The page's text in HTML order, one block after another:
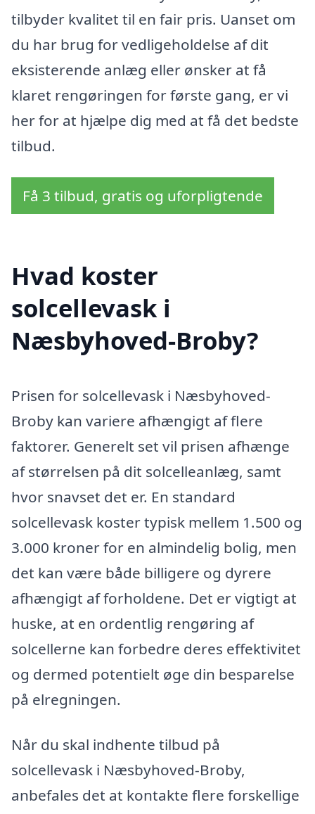
tilbyder kvalitet til en fair pris. Uanset om
du har brug for vedligeholdelse af dit
eksisterende anlæg eller ønsker at få
klaret rengøringen for første gang, er vi
her for at hjælpe dig med at få det bedste
tilbud.
Få 3 tilbud, gratis og uforpligtende
Hvad koster
solcellevask i
Næsbyhoved-Broby?
Prisen for solcellevask i Næsbyhoved-
Broby kan variere afhængigt af flere
faktorer. Generelt set vil prisen afhænge
af størrelsen på dit solcelleanlæg, samt
hvor snavset det er. En standard
solcellevask koster typisk mellem 1.500 og
3.000 kroner for en almindelig bolig, men
det kan være både billigere og dyrere
afhængigt af forholdene. Det er vigtigt at
huske, at en ordentlig rengøring af
solcellerne kan forbedre deres effektivitet
og dermed potentielt øge din besparelse
på elregningen.
Når du skal indhente tilbud på
solcellevask i Næsbyhoved-Broby,
anbefales det at kontakte flere forskellige